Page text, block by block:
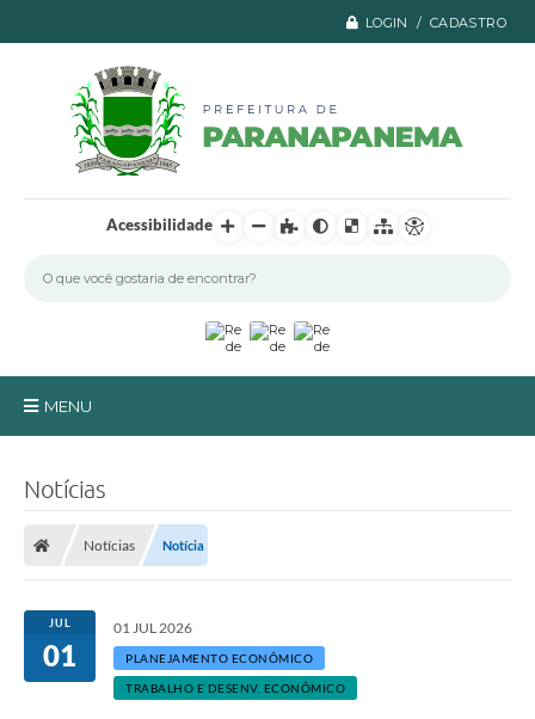
LOGIN / CADASTRO
Acessibilidade
MENU
Transparência
Ouvidoria / SIC
Notícias
Notícias Notícia
JUL
01
01 JUL 2026
PLANEJAMENTO ECONÔMICO
TRABALHO E DESENV. ECONÔMICO